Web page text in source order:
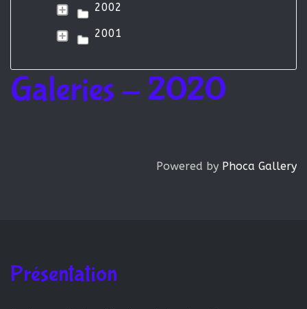
2002
2001
Galeries - 2020
Powered by Phoca Gallery
Présentation